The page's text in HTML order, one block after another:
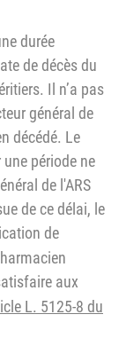
durée
de décès du
Il n’a pas
général de
décédé. Le
période ne
de l'ARS
de ce délai, le
de
aux
L. 5125-8 du